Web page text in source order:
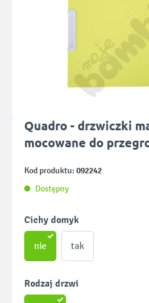
Quadro - drzwiczki
mocowane do
Kod produktu: 092242
Dostępny
Wybierz
Cichy domyk
nie tak
Wybierz
Rodzaj drzwi